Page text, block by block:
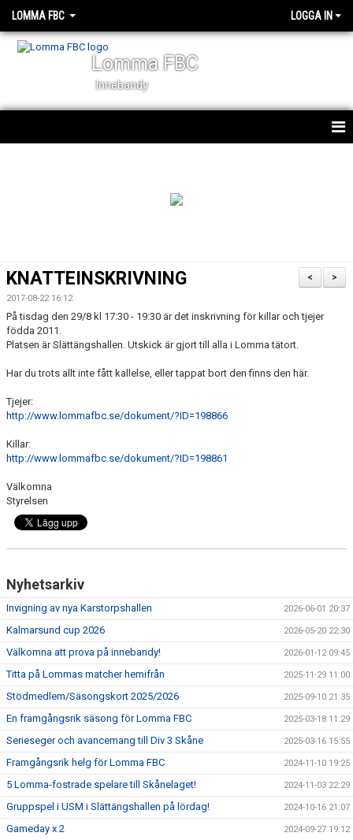
LOMMA FBC LOGGA IN
Lomma FBC
Innebandy
VÅRA LAG
STYRELSEN
SPONSORER
GDPR
>
<
KNATTEINSKRIVNING
2017-08-22 16:12
På tisdag den 29/8 kl 17:30 - 19:30 är det inskrivning för killar och tjejer
födda 2011.
Platsen är Slättängshallen. Utskick är gjort till alla i Lomma tätort.
Har du trots allt inte fått kallelse, eller tappat bort den finns den här.
Tjejer:
http://www.lommafbc.se/dokument/?ID=198866
Killar:
http://www.lommafbc.se/dokument/?ID=198861
Välkomna
Styrelsen
Nyhetsarkiv
Invigning av nya Karstorpshallen 2026-06-01 20:37
Kalmarsund cup 2026 2026-05-20 22:30
Välkomna att prova på innebandy! 2026-01-12 09:45
Titta på Lommas matcher hemifrån 2025-11-29 11:00
Stödmedlem/Säsongskort 2025/2026 2025-09-10 21:35
En framgångsrik säsong för Lomma FBC 2025-03-18 11:29
Serieseger och avancemang till Div 3 Skåne 2025-03-16 15:55
Framgångsrik helg för Lomma FBC 2024-11-10 19:25
5 Lomma-fostrade spelare till Skånelaget! 2024-11-03 22:29
Gruppspel i USM i Slättängshallen på lördag! 2024-10-16 21:07
Gameday x 2 2024-09-27 19:12